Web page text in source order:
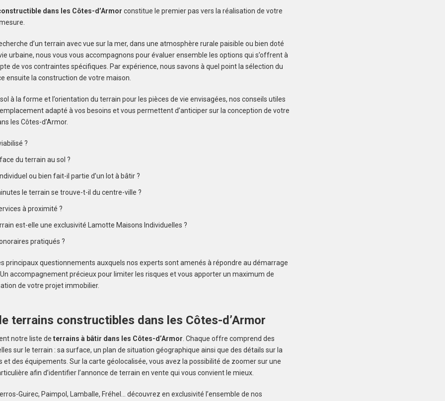
alerte et ne manquez aucun bien correspondant à votre
recherche
dans les Côtes-d’Armor constitue le premier pas vers la réalisation de votre
d’un terrain avec vue sur la mer, dans une atmosphère rurale paisible ou bien doté
urbaine, nous vous vous accompagnons pour évaluer ensemble les options qui s’offrent à
de vos contraintes spécifiques. Par expérience, nous savons à quel point la sélection du
ensuite la construction de votre maison.
à la forme et l’orientation du terrain pour les pièces de vie envisagées, nos conseils utiles
adapté à vos besoins et vous permettent d’anticiper sur la conception de votre
les Côtes-d’Armor.
?
du terrain au sol ?
ou bien fait-il partie d’un lot à bâtir ?
le terrain se trouve-t-il du centre-ville ?
à proximité ?
est-elle une exclusivité Lamotte Maisons Individuelles ?
pratiqués ?
principaux questionnements auxquels nos experts sont amenés à répondre au démarrage
accompagnement précieux pour limiter les risques et vous apporter un maximum de
de votre projet immobilier.
terrains constructibles dans les Côtes-d’Armor
notre liste de terrains à bâtir dans les Côtes-d’Armor . Chaque offre comprend des
sur le terrain : sa surface, un plan de situation géographique ainsi que des détails sur la
et des équipements. Sur la carte géolocalisée, vous avez la possibilité de zoomer sur une
afin d’identifier l’annonce de terrain en vente qui vous convient le mieux.
Guirec, Paimpol, Lamballe, Fréhel… découvrez en exclusivité l’ensemble de nos